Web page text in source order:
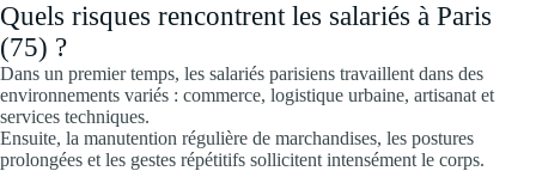
Quels risques rencontrent les salariés à Paris
(75) ?
Dans un premier temps, les salariés parisiens travaillent dans des
environnements variés : commerce, logistique urbaine, artisanat et
services techniques.
Ensuite, la manutention régulière de marchandises, les postures
prolongées et les gestes répétitifs sollicitent intensément le corps.